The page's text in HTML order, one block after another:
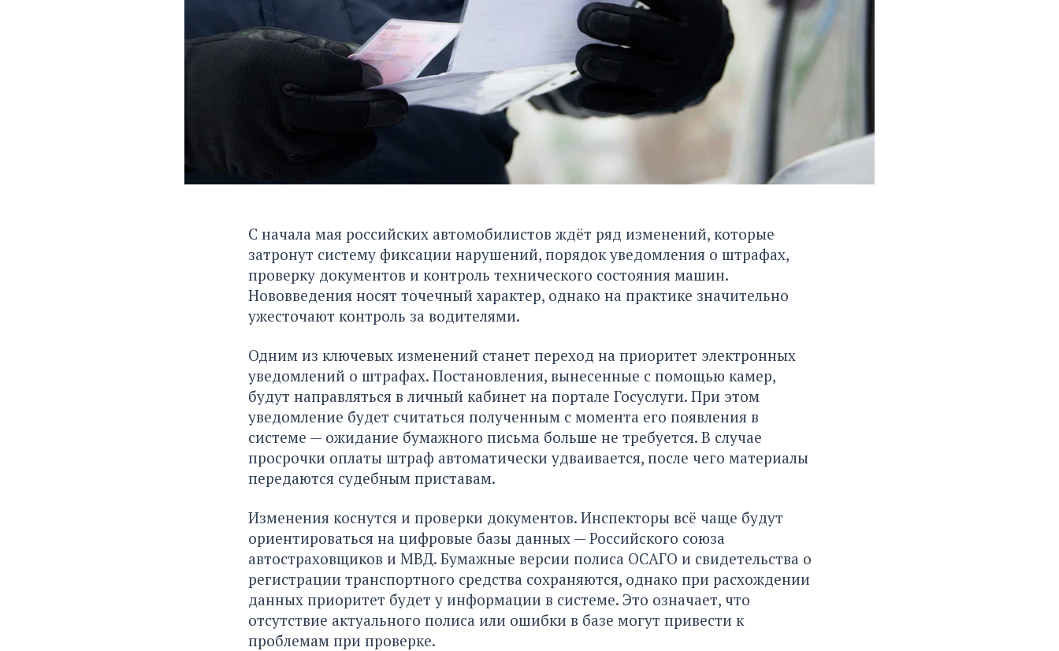
С начала мая российских автомобилистов ждёт ряд изменений, которые
затронут систему фиксации нарушений, порядок уведомления о штрафах,
проверку документов и контроль технического состояния машин.
Нововведения носят точечный характер, однако на практике значительно
ужесточают контроль за водителями.
Одним из ключевых изменений станет переход на приоритет электронных
уведомлений о штрафах. Постановления, вынесенные с помощью камер,
будут направляться в личный кабинет на портале Госуслуги. При этом
уведомление будет считаться полученным с момента его появления в
системе — ожидание бумажного письма больше не требуется. В случае
просрочки оплаты штраф автоматически удваивается, после чего материалы
передаются судебным приставам.
Изменения коснутся и проверки документов. Инспекторы всё чаще будут
ориентироваться на цифровые базы данных — Российского союза
автостраховщиков и МВД. Бумажные версии полиса ОСАГО и свидетельства о
регистрации транспортного средства сохраняются, однако при расхождении
данных приоритет будет у информации в системе. Это означает, что
отсутствие актуального полиса или ошибки в базе могут привести к
проблемам при проверке.